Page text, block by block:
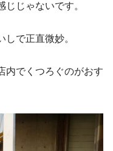
じゃないです。
で正直微妙。
内でくつろぐのがおす